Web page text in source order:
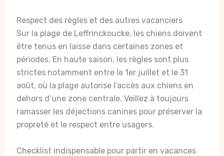
Respect des règles et des autres vacanciers
Sur la plage de Leffrinckoucke, les chiens doivent
être tenus en laisse dans certaines zones et
périodes. En haute saison, les règles sont plus
strictes notamment entre le 1er juillet et le 31
août, où la plage autorise l’accès aux chiens en
dehors d’une zone centrale. Veillez à toujours
ramasser les déjections canines pour préserver la
propreté et le respect entre usagers.
Checklist indispensable pour partir en vacances